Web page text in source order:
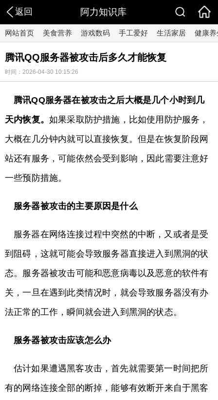
返回 阿力知识库
网站首页 美食营养 游戏数码 手工爱好 生活家居 健康养
腾讯QQ服务器被攻击后多久才能恢复
时间：2026-04-30 10:15:26
腾讯QQ服务器在被攻击之后大概是几个小时到几
天内恢复。 如果采取防护措施，比如使用防护服务，
大概在几分钟内就可以直接恢复。但是在恢复阶段网
站还有服务，可能依然会受到影响，因此需要注意好
一些预防措施。
服务器被攻击的主要原因是什么
服务器在网络连接过程中突然的中断，又或者是受
到阻碍，这就可能会导致服务器直接进入到黑洞的状
态。服务器被攻击可能和恶意病毒以及恶意的软件有
关，一旦在遇到此类情况时，就会导致服务器没有办
法正常的工作，瞬间就会进入到黑洞的状态。
服务器被攻击应该怎么办
估计如果遭遇黑客攻击，首先就需要第一时间把所
有的网络连接全部的断掉，能够有效断开来自于黑客